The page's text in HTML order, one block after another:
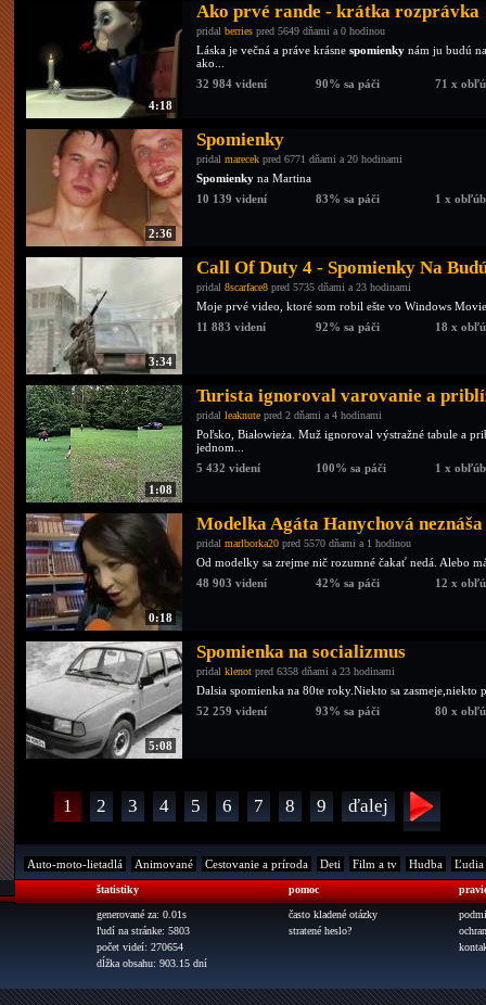
4:18
Ako prvé rande - krátka rozprávka
pridal berries pred 5649 dňami a 0 hodinou
Láska je večná a práve krásne spomienky nám ju budú
ako...
32 984 videní
90% sa páči 71 x
2:36
Spomienky
pridal marecek pred 6771 dňami a 20 hodinami
Spomienky na Martina
10 139 videní
83% sa páči 1 x
3:34
Call Of Duty 4 - Spomienky Na
pridal 8scarface8 pred 5735 dňami a 23 hodinami
Moje prvé video, ktoré som robil ešte vo Windows
11 883 videní
92% sa páči 18 x
1:08
Turista ignoroval varovanie a
pridal leaknute pred 2 dňami a 4 hodinami
Poľsko, Białowieża. Muž ignoroval výstražné tabule a
jednom...
5 432 videní
100% sa páči 1 x
0:18
Modelka Agáta Hanychová
pridal marlborka20 pred 5570 dňami a 1 hodinou
Od modelky sa zrejme nič rozumné čakať nedá. Alebo
48 903 videní
42% sa páči 12 x
5:08
Spomienka na socializmus
pridal klenot pred 6358 dňami a 23 hodinami
Dalsia spomienka na 80te roky.Niekto sa zasmeje,niekto
52 259 videní
93% sa páči 80 x
1 2 3 4 5 6 7 8 9 ďalej
Auto-moto-lietadlá Animované Cestovanie a príroda Deti Film a tv Hudba Ľudia
štatistiky
generované za: 0.01s
ľudí na stránke: 5803
počet videí: 270654
dĺžka obsahu: 903.15 dní
pomoc
často kladené otázky
stratené heslo?